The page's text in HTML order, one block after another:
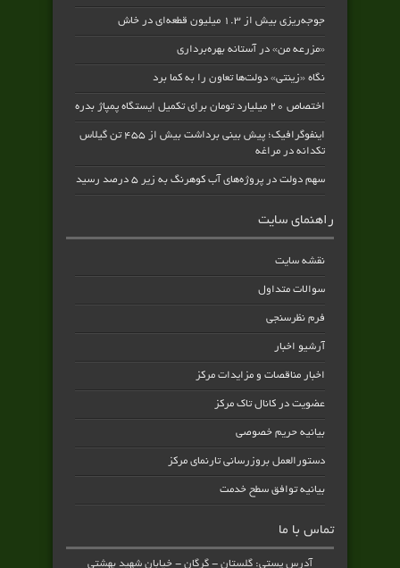
جوجه‌ریزی بیش از ۱.۳ میلیون قطعه‌ای در خاش
«مزرعه من» در آستانه بهره‌برداری
نگاه «زینتی» دولت‌ها تعاون را به کما برد
اختصاص ۲۰ میلیارد تومان برای تکمیل ایستگاه پمپاژ بدره
اینفوگرافیک؛ پیش بینی برداشت بیش از ۴۵۵ تن گیلاس
تکدانه در مراغه
سهم دولت در پروژه‌های آب کوهرنگ به زیر ۵ درصد رسید
راهنمای سایت
نقشه سایت
سوالات متداول
فرم نظرسنجی
آرشیو اخبار
اخبار مناقصات و مزایدات مرکز
عضویت در کانال تاک مرکز
بیانیه حریم خصوصی
دستورالعمل بروزرسانی تارنمای مرکز
بیانیه توافق سطح خدمت
تماس با ما
آدرس پستی: گلستان - گرگان - خیابان شهید بهشتی